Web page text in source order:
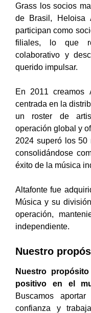
Grass los socios
de Brasil, Heloisa
participan como
filiales, lo que
colaborativo y
querido impulsar.
En 2011 creamos
centrada en la
un roster de
operación global y
2024 superó los 50
consolidándose
éxito de la música
Altafonte fue
Música y su
operación,
independiente.
Nuestro
Nuestro
positivo en el
Buscamos
confianza y